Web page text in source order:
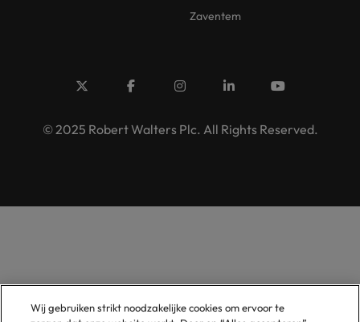
Zaventem
© 2025 Robert Walters Plc. All Rights Reserved.
Wij gebruiken strikt noodzakelijke cookies om ervoor te